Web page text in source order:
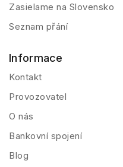
Zasielame na Slovensko
Seznam přání
Informace
Kontakt
Provozovatel
O nás
Bankovní spojení
Blog